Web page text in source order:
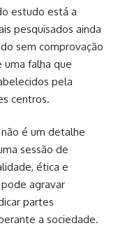
estudo está a
pesquisados ainda
sem comprovação
uma falha que
pela
centros.
é um detalhe
sessão de
ética e
agravar
partes
a sociedade.